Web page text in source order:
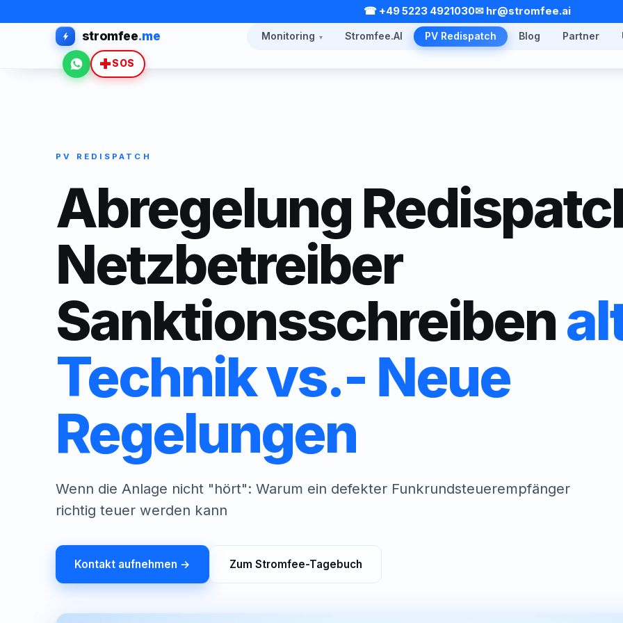
☎ +49 5223 4921030✉ hr@stromfee.ai
stromfee.me Monitoring Stromfee.AI PV Redispatch Blog Partner
WhatsApp
SOS
PV REDISPATCH
Abregelung
Netzbetreiber
Sanktionsschreiben
Technik vs.- Neue
Regelungen
Wenn die Anlage nicht "hört": Warum ein defekter Funkrundsteuerempfänger
richtig teuer werden kann
Kontakt aufnehmen → Zum Stromfee-Tagebuch